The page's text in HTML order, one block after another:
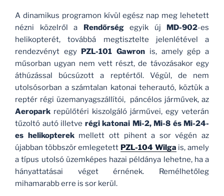
A dinamikus programon kívül egész nap meg lehetett
nézni közelről a Rendőrségegyik új MD-902-es
helikopterét, továbbá megtisztelte jelenlétével a
rendezvényt egy PZL-101 Gawron is, amely gép a
műsorban ugyan nem vett részt, de távozásakor egy
áthúzással búcsúzott a reptértől. Végül, de nem
utolsósorban a számtalan katonai teherautó, köztük a
reptér régi üzemanyagszállítói, páncélos járművek, az
Aeropark repülőtéri kiszolgáló járművei, egy veterán
tűzoltó autó illetve régi katonai Mi-2, Mi-8 és Mi-24-
es helikopterekmellett ott pihent a sor végén az
újabban többször emlegetett PZL-104 Wilga is, amely
a típus utolsó üzemképes hazai példánya lehetne, ha a
hányattatásai véget érnének. Remélhetőleg
mihamarabb erre is sor kerül.